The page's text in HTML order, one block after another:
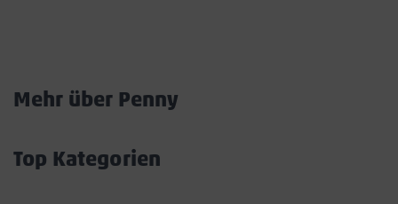
Mehr über Penny
Top Kategorien